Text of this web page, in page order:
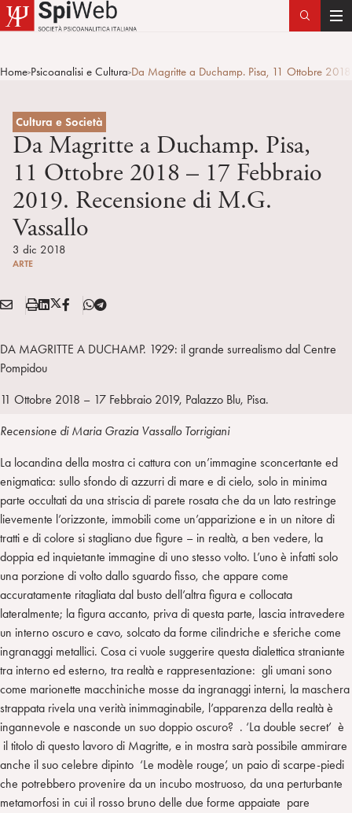
T
g
Home>Psicoanalisi e Cultura>Da Magritte a Duchamp. Pisa, 11 Ottobre
Cultura e Società
Da Magritte a Duchamp. Pisa,
11 Ottobre 2018 – 17 Febbraio
2019. Recensione di M.G.
Vassallo
3 dic 2018
ARTE
Condividi:
E
A
I
S
a
m
a
L
n
d
n
X
T
t
e
r
F
T
l
r
m
DA MAGRITTE A DUCHAMP. 1929: il grande surrealismo dal Centre
Pompidou
11 Ottobre 2018 – 17 Febbraio 2019, Palazzo Blu, Pisa.
Recensione di Maria Grazia Vassallo Torrigiani
La locandina della mostra ci cattura con un’immagine sconcertante ed
enigmatica: sullo sfondo di azzurri di mare e di cielo, solo in minima
parte occultati da una striscia di parete rosata che da un lato restringe
lievemente l’orizzonte, immobili come un’apparizione e in un nitore di
tratti e di colore si stagliano due figure – in realtà, a ben vedere, la
doppia ed inquietante immagine di uno stesso volto. L’uno è infatti solo
una porzione di volto dallo sguardo fisso, che appare come
accuratamente ritagliata dal busto dell’altra figura e collocata
lateralmente; la figura accanto, priva di questa parte, lascia intravedere
un interno oscuro e cavo, solcato da forme cilindriche e sferiche come
ingranaggi metallici. Cosa ci vuole suggerire questa dialettica straniante
tra interno ed esterno, tra realtà e rappresentazione: gli umani sono
come marionette macchiniche mosse da ingranaggi interni, la maschera
strappata rivela una verità inimmaginabile, l’apparenza della realtà è
ingannevole e nasconde un suo doppio oscuro? . ‘La double secret’ è
il titolo di questo lavoro di Magritte, e in mostra sarà possibile ammirare
anche il suo celebre dipinto ‘Le modèle rouge’, un paio di scarpe-piedi
che potrebbero provenire da un incubo mostruoso, da una perturbante
metamorfosi in cui il rosso bruno delle due forme appaiate pare